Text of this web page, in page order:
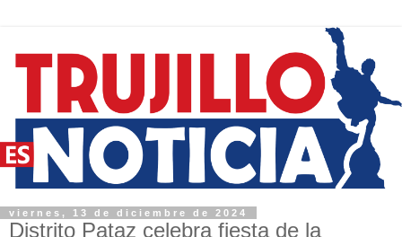
viernes, 13 de diciembre de 2024
Distrito Pataz celebra fiesta de la